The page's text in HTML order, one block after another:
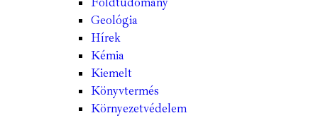
Geológia
Hírek
Kémia
Kiemelt
Könyvtermés
Környezetvédelem